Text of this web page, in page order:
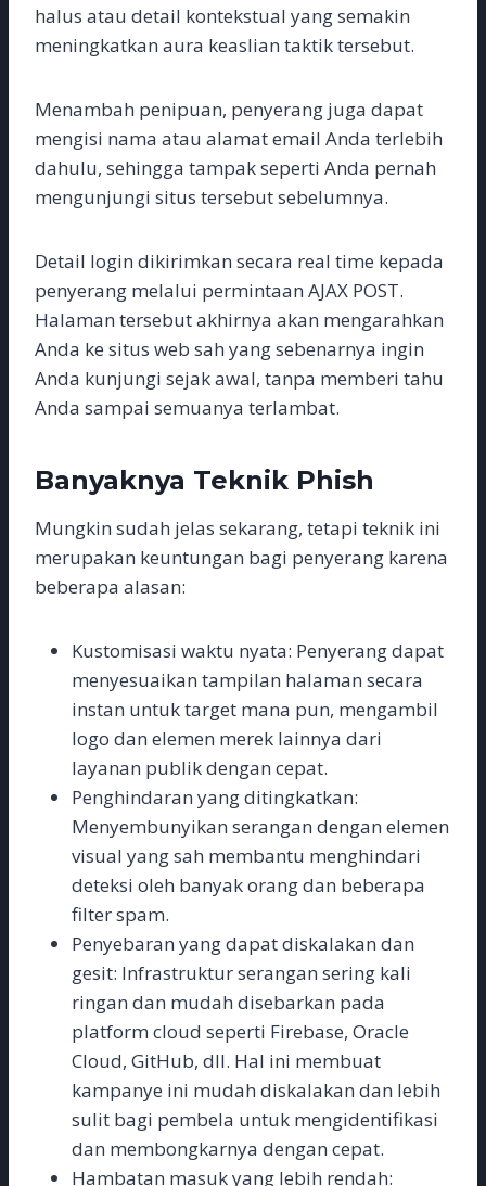
halus atau detail kontekstual yang semakin
meningkatkan aura keaslian taktik tersebut.
Menambah penipuan, penyerang juga dapat
mengisi nama atau alamat email Anda terlebih
dahulu, sehingga tampak seperti Anda pernah
mengunjungi situs tersebut sebelumnya.
Detail login dikirimkan secara real time kepada
penyerang melalui permintaan AJAX POST.
Halaman tersebut akhirnya akan mengarahkan
Anda ke situs web sah yang sebenarnya ingin
Anda kunjungi sejak awal, tanpa memberi tahu
Anda sampai semuanya terlambat.
Banyaknya Teknik Phish
Mungkin sudah jelas sekarang, tetapi teknik ini
merupakan keuntungan bagi penyerang karena
beberapa alasan:
Kustomisasi waktu nyata: Penyerang dapat
menyesuaikan tampilan halaman secara
instan untuk target mana pun, mengambil
logo dan elemen merek lainnya dari
layanan publik dengan cepat.
Penghindaran yang ditingkatkan:
Menyembunyikan serangan dengan elemen
visual yang sah membantu menghindari
deteksi oleh banyak orang dan beberapa
filter spam.
Penyebaran yang dapat diskalakan dan
gesit: Infrastruktur serangan sering kali
ringan dan mudah disebarkan pada
platform cloud seperti Firebase, Oracle
Cloud, GitHub, dll. Hal ini membuat
kampanye ini mudah diskalakan dan lebih
sulit bagi pembela untuk mengidentifikasi
dan membongkarnya dengan cepat.
Hambatan masuk yang lebih rendah: